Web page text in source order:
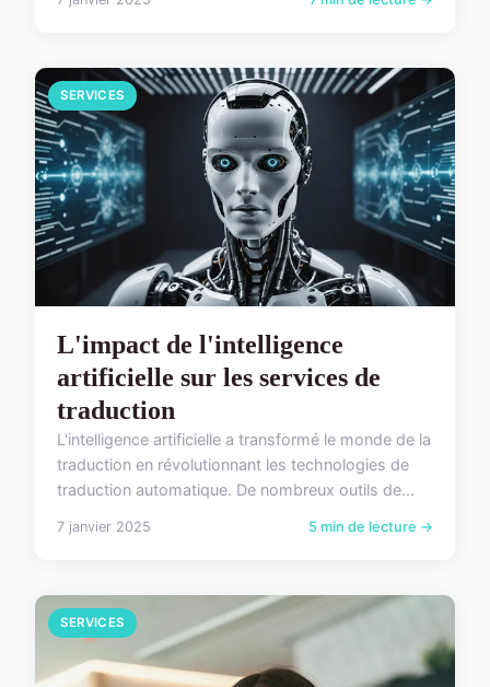
SERVICES
L'impact de l'intelligence
artificielle sur les services de
traduction
L'intelligence artificielle a transformé le monde de la
traduction en révolutionnant les technologies de
traduction automatique. De nombreux outils de...
7 janvier 2025 5 min de lecture →
SERVICES